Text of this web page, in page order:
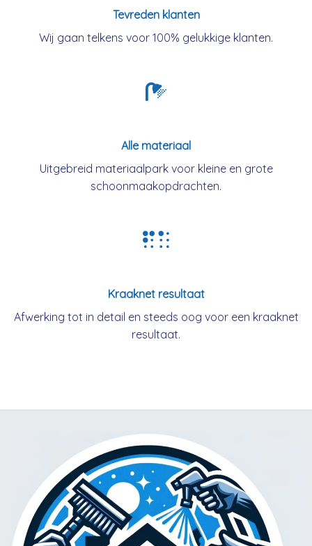
Tevreden klanten
Wij gaan telkens voor 100% gelukkige klanten.
Alle materiaal
Uitgebreid materiaalpark voor kleine en grote
schoonmaakopdrachten.
Kraaknet resultaat
Afwerking tot in detail en steeds oog voor een kraaknet
resultaat.